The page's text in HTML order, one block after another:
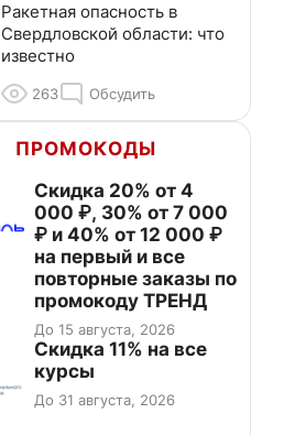
Ракетная опасность в
Свердловской области: что
известно
263 Обсудить
ПРОМОКОДЫ
Скидка 20% от 4
000 ₽, 30% от 7 000
₽ и 40% от 12 000 ₽
на первый и все
повторные заказы по
промокоду ТРЕНД
До 15 августа, 2026
Скидка 11% на все
курсы
До 31 августа, 2026